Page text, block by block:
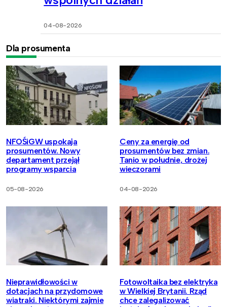
04-08-2026
Dla prosumenta
NFOŚiGW uspokaja
prosumentów. Nowy
departament przejął
programy wsparcia
05-08-2026
Ceny za energię od
prosumentów bez zmian.
Tanio w południe, drożej
wieczorami
04-08-2026
Nieprawidłowości w
dotacjach na przydomowe
wiatraki. Niektórymi zajmie
Fotowoltaika bez elektryka
w Wielkiej Brytanii. Rząd
chce zalegalizować